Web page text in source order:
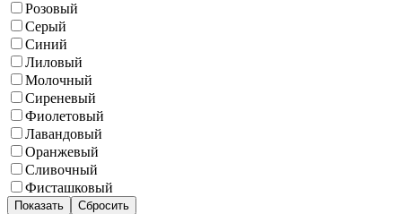
Розовый
Серый
Синий
Лиловый
Молочный
Сиреневый
Фиолетовый
Лавандовый
Оранжевый
Сливочный
Фисташковый
Показать
Сбросить